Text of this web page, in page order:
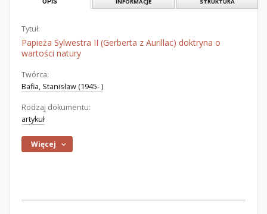
Tytuł:
Papieża Sylwestra II (Gerberta z Aurillac) doktryna o
wartości natury
Twórca:
Bafia, Stanisław (1945- )
Rodzaj dokumentu:
artykuł
Więcej